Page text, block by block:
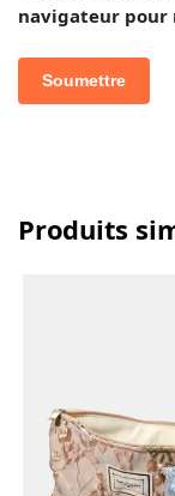
navigateur pour
Produits